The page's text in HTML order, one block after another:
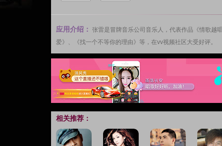
应用介绍： 张雷是冒牌音乐公司音乐人，代表作品《情歌越
爱》、《找一个不等你的理由》等，在vv视频社区大受好评。
相关推荐：